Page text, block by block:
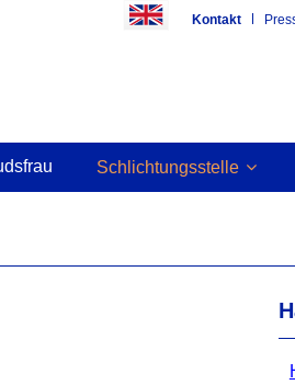
Kontakt
Schlichtungsstelle